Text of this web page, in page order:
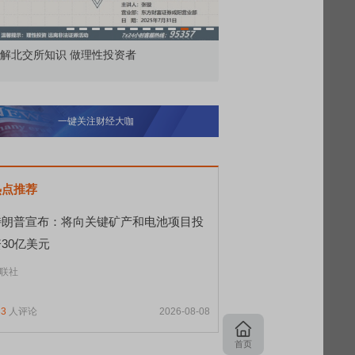
市价委托那么多种，究竟怎么用？
一键关注财经大咖
推荐
普宣布：将向关键矿产和电池项目投
亿美元
社
人评论 2026-08-08
首页